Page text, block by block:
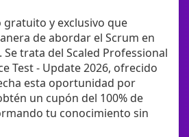
gratuito y exclusivo que
de abordar el Scrum en
trata del Scaled Professional
Test - Update 2026, ofrecido
esta oportunidad por
un cupón del 100% de
tu conocimiento sin